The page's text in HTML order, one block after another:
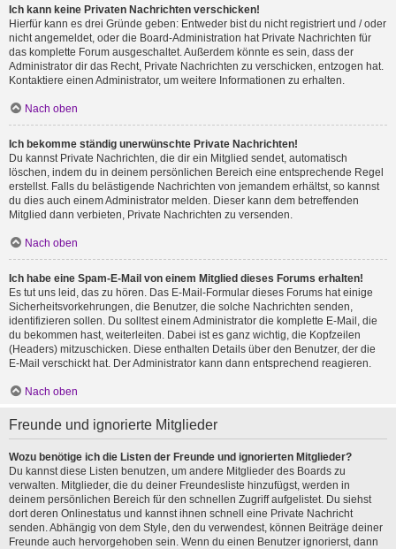
Ich kann keine Privaten Nachrichten verschicken!
Hierfür kann es drei Gründe geben: Entweder bist du nicht registriert und / oder
nicht angemeldet, oder die Board-Administration hat Private Nachrichten für
das komplette Forum ausgeschaltet. Außerdem könnte es sein, dass der
Administrator dir das Recht, Private Nachrichten zu verschicken, entzogen hat.
Kontaktiere einen Administrator, um weitere Informationen zu erhalten.
Nach oben
Ich bekomme ständig unerwünschte Private Nachrichten!
Du kannst Private Nachrichten, die dir ein Mitglied sendet, automatisch
löschen, indem du in deinem persönlichen Bereich eine entsprechende Regel
erstellst. Falls du belästigende Nachrichten von jemandem erhältst, so kannst
du dies auch einem Administrator melden. Dieser kann dem betreffenden
Mitglied dann verbieten, Private Nachrichten zu versenden.
Nach oben
Ich habe eine Spam-E-Mail von einem Mitglied dieses Forums erhalten!
Es tut uns leid, das zu hören. Das E-Mail-Formular dieses Forums hat einige
Sicherheitsvorkehrungen, die Benutzer, die solche Nachrichten senden,
identifizieren sollen. Du solltest einem Administrator die komplette E-Mail, die
du bekommen hast, weiterleiten. Dabei ist es ganz wichtig, die Kopfzeilen
(Headers) mitzuschicken. Diese enthalten Details über den Benutzer, der die
E-Mail verschickt hat. Der Administrator kann dann entsprechend reagieren.
Nach oben
Freunde und ignorierte Mitglieder
Wozu benötige ich die Listen der Freunde und ignorierten Mitglieder?
Du kannst diese Listen benutzen, um andere Mitglieder des Boards zu
verwalten. Mitglieder, die du deiner Freundesliste hinzufügst, werden in
deinem persönlichen Bereich für den schnellen Zugriff aufgelistet. Du siehst
dort deren Onlinestatus und kannst ihnen schnell eine Private Nachricht
senden. Abhängig von dem Style, den du verwendest, können Beiträge deiner
Freunde auch hervorgehoben sein. Wenn du einen Benutzer ignorierst, dann